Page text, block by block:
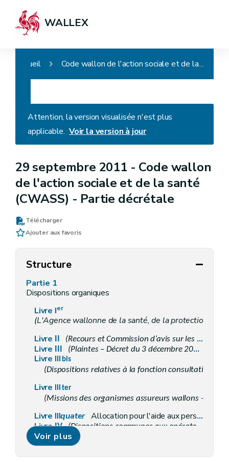
WALLEX
Accueil Code wallon de l'action sociale et de la santé (CWASS) - Partie décrétale
Attention, la version visualisée n'est plus
applicable. Voir la version à jour
29 septembre 2011 - Code wallon
de l'action sociale et de la santé
(CWASS) - Partie décrétale
Télécharger
Ajouter aux favoris
Structure
Partie 1
Dispositions organiques
Livre Ier
(L'Agence wallonne de la santé, de la protection
Livre
(Recours et Commission d’avis sur les recours – Décret du 3 décembre 2015, art. 109)
Livre (Plaintes – Décret du 3 décembre 2015, art. 111)
Livre III bis
(Dispositions relatives à la fonction consultative
Livre III ter
(Missions des organismes assureurs wallons –
Livre IIIquater Allocation pour l'aide aux personnes âgées
LivreIV (Dispositions communes aux opérateurs de la politique de l'Action sociale et de la Santé visés dans la deuxième partie du Code – Décret du 3 décembre 2015, art. 114)
Partie 2
Dispositions sectorielles
Voir plus